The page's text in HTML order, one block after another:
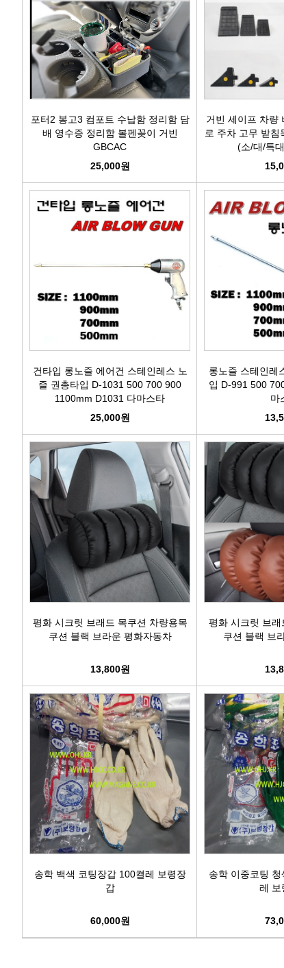
포터2 봉고3 컴포트 수납함 정리함 담
배 영수증 정리함 볼펜꽂이 거빈
GBCAC
25,000원
거빈 세이프 차량
로 주차 고무 받침
(소/대/특
건타입 롱노즐 에어건 스테인레스 노
즐 권총타입 D-1031 500 700 900
1100mm D1031 다마스타
25,000원
롱노즐 스테인레
입 D-991 500
마
평화 시크릿 브래드 목쿠션 차량용목
쿠션 블랙 브라운 평화자동차
13,800원
평화 시크릿 브
쿠션 블랙 브
송학 백색 코팅장갑 100켤레 보령장
갑
60,000원
송학 이중코팅
레 보